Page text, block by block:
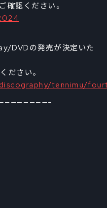
確認ください。
DVDの発売が決定いた
ださい。
tennimu/